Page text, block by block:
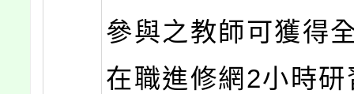
參與之教師可獲得
在職進修網2小時